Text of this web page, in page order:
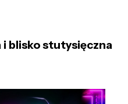
blisko stutysięczna